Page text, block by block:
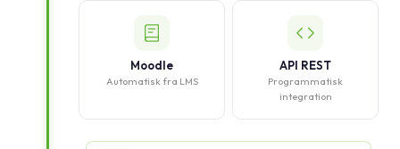
Moodle
Automatisk fra LMS
API REST
Programmatisk
integration